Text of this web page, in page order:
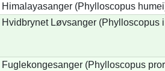
Himalayasanger (Phylloscopus
Hvidbrynet Løvsanger (Phylloscopus
Fuglekongesanger (Phylloscopus